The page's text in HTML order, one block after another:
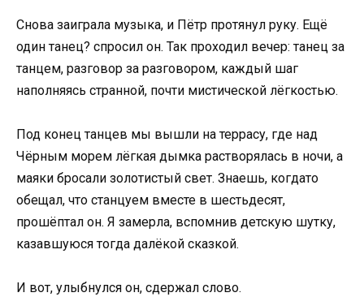
Снова заиграла музыка, и Пётр протянул руку. Ещё
один танец? спросил он. Так проходил вечер: танец за
танцем, разговор за разговором, каждый шаг
наполняясь странной, почти мистической лёгкостью.
Под конец танцев мы вышли на террасу, где над
Чёрным морем лёгкая дымка растворялась в ночи, а
маяки бросали золотистый свет. Знаешь, когдато
обещал, что станцуем вместе в шестьдесят,
прошёптал он. Я замерла, вспомнив детскую шутку,
казавшуюся тогда далёкой сказкой.
И вот, улыбнулся он, сдержал слово.